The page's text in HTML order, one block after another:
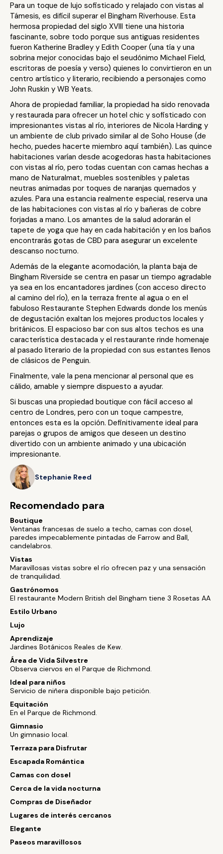
Para un toque de lujo sofisticado y relajado con vistas al
Támesis, es difícil superar el Bingham Riverhouse. Esta
hermosa propiedad del siglo XVIII tiene una historia
fascinante, sobre todo porque sus antiguas residentes
fueron Katherine Bradley y Edith Cooper (una tía y una
sobrina mejor conocidas bajo el seudónimo Michael Field,
escritoras de poesía y verso) quienes lo convirtieron en un
centro artístico y literario, recibiendo a personajes como
John Ruskin y WB Yeats.
Ahora de propiedad familiar, la propiedad ha sido renovada
y restaurada para ofrecer un hotel chic y sofisticado con
impresionantes vistas al río, interiores de Nicola Harding y
un ambiente de club privado similar al de Soho House (de
hecho, puedes hacerte miembro aquí también). Las quince
habitaciones varían desde acogedoras hasta habitaciones
con vistas al río, pero todas cuentan con camas hechas a
mano de Naturalmat, muebles sostenibles y paletas
neutras animadas por toques de naranjas quemados y
azules. Para una estancia realmente especial, reserva una
de las habitaciones con vistas al río y bañeras de cobre
forjadas a mano. Los amantes de la salud adorarán el
tapete de yoga que hay en cada habitación y en los baños
encontrarás gotas de CBD para asegurar un excelente
descanso nocturno.
Además de la elegante acomodación, la planta baja de
Bingham Riverside se centra en pasar un tiempo agradable
ya sea en los encantadores jardines (con acceso directo
al camino del río), en la terraza frente al agua o en el
fabuloso Restaurante Stephen Edwards donde los menús
de degustación exaltan los mejores productos locales y
británicos. El espacioso bar con sus altos techos es una
característica destacada y el restaurante rinde homenaje
al pasado literario de la propiedad con sus estantes llenos
de clásicos de Penguin.
Finalmente, vale la pena mencionar al personal que es
cálido, amable y siempre dispuesto a ayudar.
Si buscas una propiedad boutique con fácil acceso al
centro de Londres, pero con un toque campestre,
entonces esta es la opción. Definitivamente ideal para
parejas o grupos de amigos que deseen un destino
divertido con un ambiente animado y una ubicación
impresionante.
Stephanie Reed
Recomendado para
Boutique
Ventanas francesas de suelo a techo, camas con dosel,
paredes impecablemente pintadas de Farrow and Ball,
candelabros.
Vistas
Maravillosas vistas sobre el río ofrecen paz y una sensación
de tranquilidad.
Gastrónomos
El restaurante Modern British del Bingham tiene 3 Rosetas AA
Estilo Urbano
Lujo
Aprendizaje
Jardines Botánicos Reales de Kew.
Área de Vida Silvestre
Observa ciervos en el Parque de Richmond.
Ideal para niños
Servicio de niñera disponible bajo petición.
Equitación
En el Parque de Richmond.
Gimnasio
Un gimnasio local.
Terraza para Disfrutar
Escapada Romántica
Camas con dosel
Cerca de la vida nocturna
Compras de Diseñador
Lugares de interés cercanos
Elegante
Paseos maravillosos